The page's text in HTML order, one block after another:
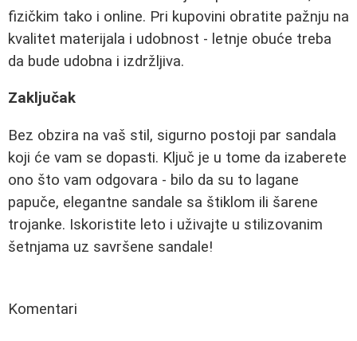
fizičkim tako i online. Pri kupovini obratite pažnju na
kvalitet materijala i udobnost - letnje obuće treba
da bude udobna i izdržljiva.
Zaključak
Bez obzira na vaš stil, sigurno postoji par sandala
koji će vam se dopasti. Ključ je u tome da izaberete
ono što vam odgovara - bilo da su to lagane
papuče, elegantne sandale sa štiklom ili šarene
trojanke. Iskoristite leto i uživajte u stilizovanim
šetnjama uz savršene sandale!
Komentari